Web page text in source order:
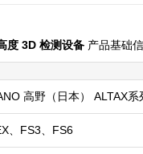
度 3D 检测设备 产品基础
高野（日本） ALTAX系
、FS3、FS6